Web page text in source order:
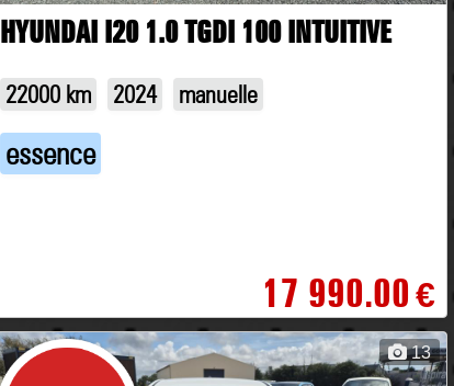
HYUNDAI I20 1.0 TGDI 100 INTUITIVE
22000 km 2024 manuelle
essence
17 990.00€
13